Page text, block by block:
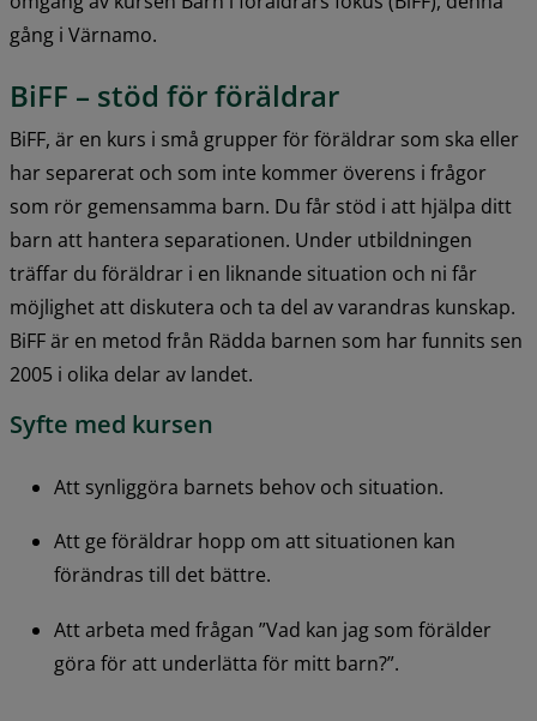
gång i Värnamo.
BiFF – stöd för föräldrar
BiFF, är en kurs i små grupper för föräldrar som ska eller
har separerat och som inte kommer överens i frågor
som rör gemensamma barn. Du får stöd i att hjälpa ditt
barn att hantera separationen. Under utbildningen
träffar du föräldrar i en liknande situation och ni får
möjlighet att diskutera och ta del av varandras kunskap.
BiFF är en metod från Rädda barnen som har funnits sen
2005 i olika delar av landet.
Syfte med kursen
Att synliggöra barnets behov och situation.
Att ge föräldrar hopp om att situationen kan
förändras till det bättre.
Att arbeta med frågan ”Vad kan jag som förälder
göra för att underlätta för mitt barn?”.